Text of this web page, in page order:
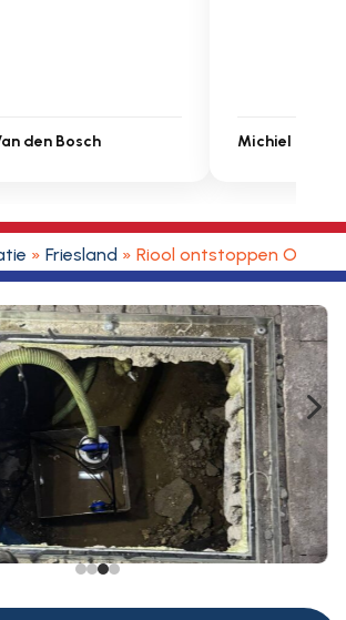
Sarah Touat
» Friesland » Riool ontstoppen
5